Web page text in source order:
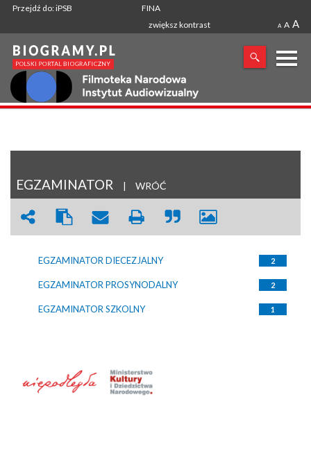
Przejdź do: iPSB
FINA
zwiększ kontrast
A A A
X
EGZAMINATOR | WRÓĆ
EGZAMINATOR DIECEZJALNY 2
EGZAMINATOR PROSYNODALNY 2
EGZAMINATOR SZKOLNY 1